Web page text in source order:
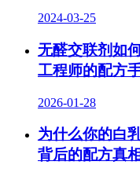
2024-03-25
无醛交联剂如
工程师的配方
2026-01-28
为什么你的白
背后的配方真相